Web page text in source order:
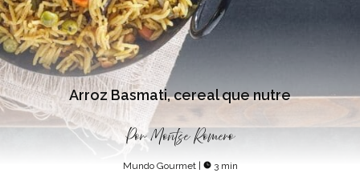
Arroz Basmati, cereal que nutre
PorMontse Romero
Mundo Gourmet 3 min